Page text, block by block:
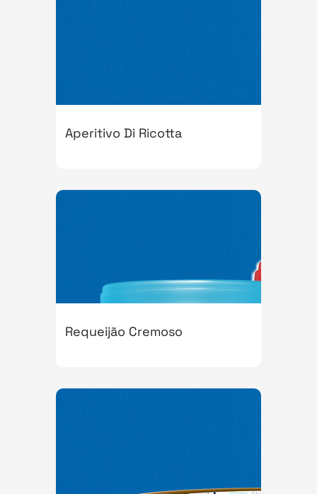
Aperitivo Di Ricotta
Requeijão Cremoso